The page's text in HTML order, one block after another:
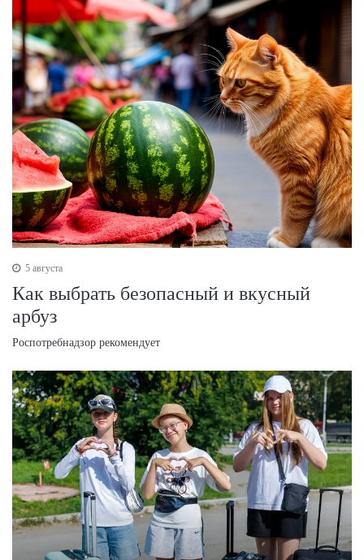
5 августа
Как выбрать безопасный и вкусный
арбуз
Роспотребнадзор рекомендует